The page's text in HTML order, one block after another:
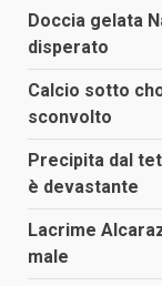
Doccia gelata
disperato
Calcio sotto
sconvolto
Precipita dal
è devastante
Lacrime
male